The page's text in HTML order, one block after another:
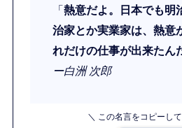
「熱意だよ。日本でも明
治家とか実業家は、熱意
れだけの仕事が出来たん
ー白洲 次郎
＼ この名言をコピーし